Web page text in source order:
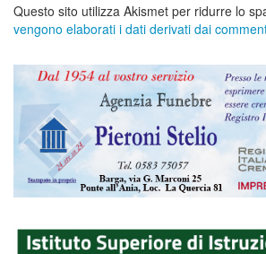
Questo sito utilizza Akismet per ridurre lo
vengono elaborati i dati derivati dai